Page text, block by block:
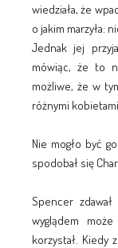
wiedziała, że
o jakim marzyła:
Jednak jej
mówiąc, że to
możliwe, że w
różnymi kobietami.
Nie mogło być
spodobał się
Spencer
wyglądem
korzystał. Kiedy